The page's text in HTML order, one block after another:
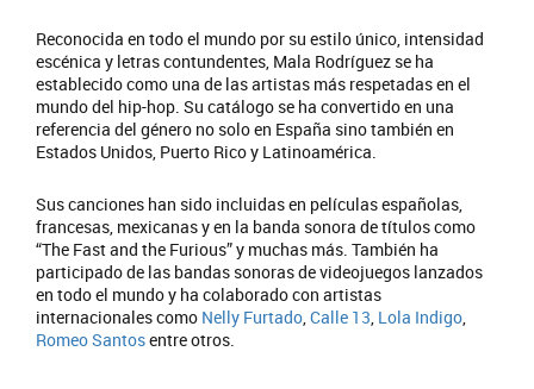
Reconocida en todo el mundo por su estilo único, intensidad
escénica y letras contundentes, Mala Rodríguez se ha
establecido como una de las artistas más respetadas en el
mundo del hip-hop. Su catálogo se ha convertido en una
referencia del género no solo en España sino también en
Estados Unidos, Puerto Rico y Latinoamérica.
Sus canciones han sido incluidas en películas españolas,
francesas, mexicanas y en la banda sonora de títulos como
“The Fast and the Furious” y muchas más. También ha
participado de las bandas sonoras de videojuegos lanzados
en todo el mundo y ha colaborado con artistas
internacionales como Nelly Furtado,Calle 13, Lola Indigo,
Romeo Santosentre otros.